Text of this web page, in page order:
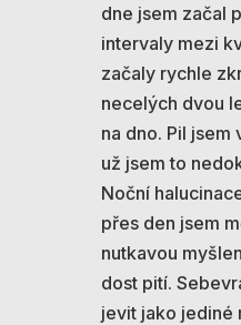
dne jsem začal
intervaly mezi
začaly rychle
necelých dvou
na dno. Pil jsem
už jsem to
Noční
přes den jsem
nutkavou
dost pití.
jevit jako jediné